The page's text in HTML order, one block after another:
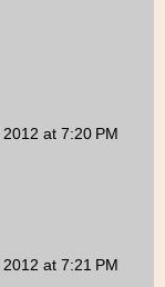
at 7:20 PM
at 7:21 PM